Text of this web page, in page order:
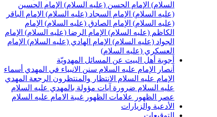
الإمام الحسن (عليه السلام) الإمام الحسين
الإمام السجاد (عليه السلام) الإمام الباقر
الإمام الصادق (عليه السلام) الإمام
(عليه السلام) الإمام الرضا (عليه السلام) الإمام
(عليه السلام) الإمام الهادي (عليه السلام) الإمام
(عليه السلام)
أهل البيت عن المسائل المهدويّة
الإمام عليه السلامسنن الانبياء في المهديأسماء
عليه السلامالانتظار والمنتظرونالرجعةالمهدي
السلام ضرورة آيات مؤولة بالمهدي عليه السلام
علامات الظهورغيبة الامام عليه السلام
والزيارات